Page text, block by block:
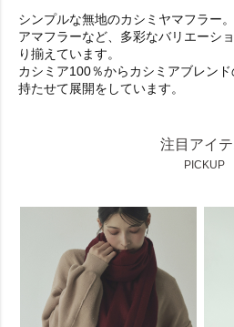
シンプルな無地のカシミヤマフラー
アマフラーなど、多彩なバリエーシ
り揃えています。
カシミア100％からカシミアブレン
持たせて展開をしています。
注目アイ
PICKUP